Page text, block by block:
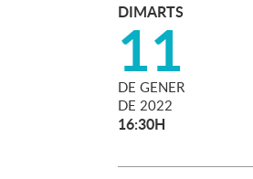
DIMARTS
11
DE GENER
DE 2022
16:30H